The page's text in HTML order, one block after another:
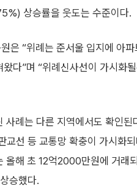
상승률을 웃도는 수준이다.
은 “위례는 준서울 입지에 아
다”며 “위례신사선이 가시화
사례는 다른 지역에서도 확인
선 등 교통망 확충이 가시화
올해 초 12억2000만원에 거래
승했다.